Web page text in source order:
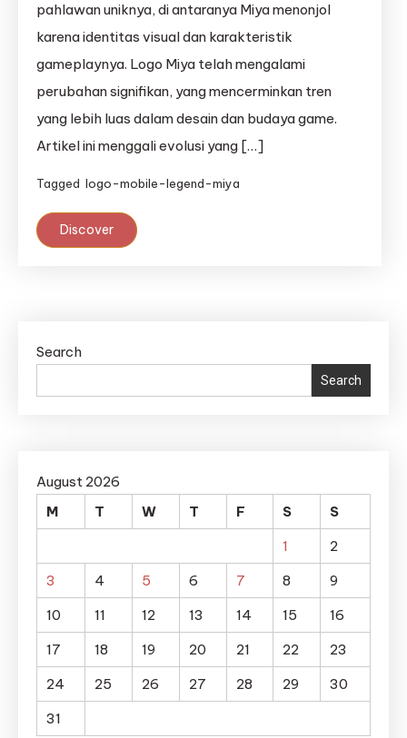
pahlawan uniknya, di antaranya Miya menonjol
karena identitas visual dan karakteristik
gameplaynya. Logo Miya telah mengalami
perubahan signifikan, yang mencerminkan tren
yang lebih luas dalam desain dan budaya game.
Artikel ini menggali evolusi yang […]
Tagged logo-mobile-legend-miya
Discover
Search
Search
August 2026
M
T W T F S
S
1
2
3
4 5 6 7 8
9
10
11 12 13 14 15
16
17
18 19 20 21 22
23
24
25 26 27 28 29
30
31